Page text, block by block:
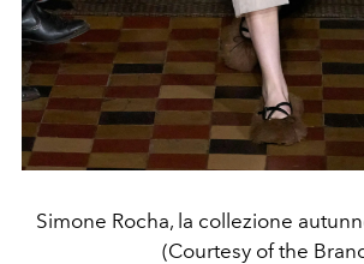
Simone Rocha, la collezione
(Courtesy of the